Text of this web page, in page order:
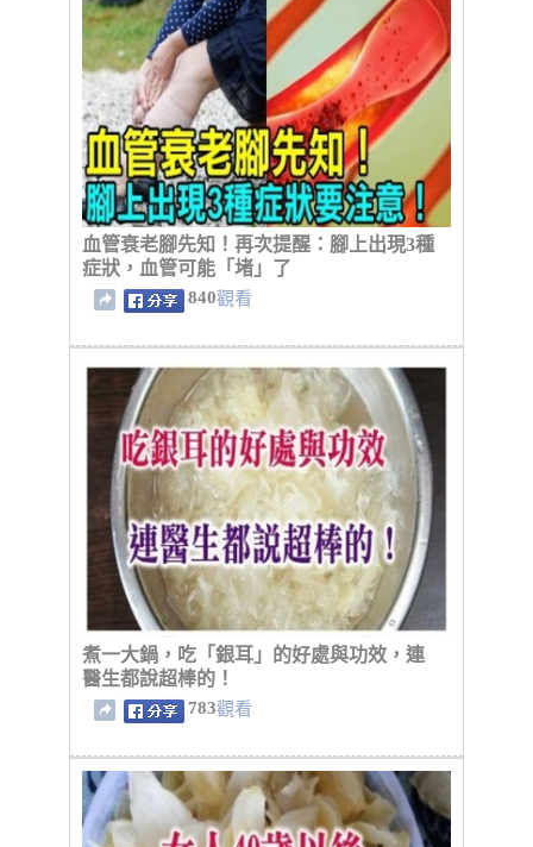
血管衰老腳先知！再次提醒：腳上出現3種
症狀，血管可能「堵」了
840觀看
煮一大鍋，吃「銀耳」的好處與功效，連
醫生都說超棒的！
783觀看